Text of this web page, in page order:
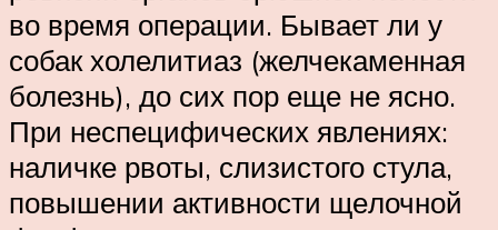
во время операции. Бывает ли у
собак холелитиаз (желчекаменная
болезнь), до сих пор еще не ясно.
При неспецифических явлениях:
наличке рвоты, слизистого стула,
повышении активности ще­лочной